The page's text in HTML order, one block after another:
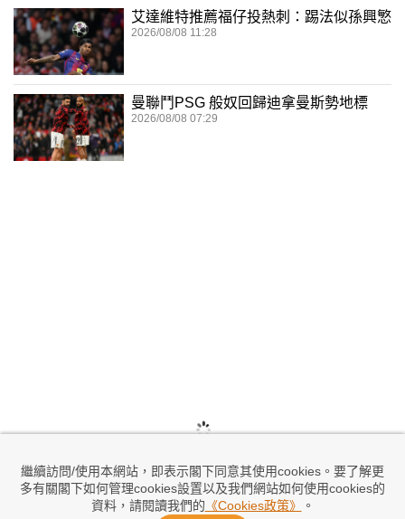
繼續訪問/使用本網站，即表示閣下同意其使用cookies。要了解更
多有關閣下如何管理cookies設置以及我們網站如何使用cookies的
資料，請閱讀我們的 《Cookies政策》 。
艾達維特推薦福仔投熱刺：踢法似孫興慜
2026/08/08 11:28
曼聯鬥PSG 般奴回歸迪拿曼斯勢地標
2026/08/08 07:29